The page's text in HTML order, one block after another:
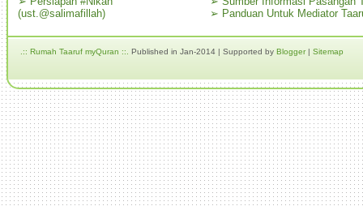
(ust.@salimafillah)
➢ Panduan Untuk Mediator
.:: Rumah Taaruf myQuran ::. Published in Jan-2014 | Supported by Blogger| Sitemap